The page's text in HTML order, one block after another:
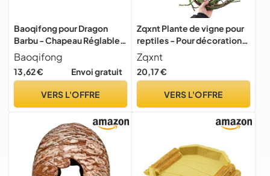
Baoqifong pour Dragon
Barbu - Chapeau Réglable
Fournitures pour Reptiles -
Chapeau pour Dragon
Barbu, Sac à Dos, Planche à
Photos Fête
Baoqifong
13,62 € Envoi gratuit
VERS L'OFFRE
Zqxnt Plante de vigne pour
reptiles - Pour décoration
d'habitat d'escalade -
Branche avec feuilles pour
lézards, araignées,
lézards grimpants -
Zqxnt
20,17 €
VERS L'OFFRE